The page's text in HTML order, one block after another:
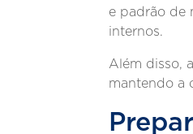
e padrão de
internos.
Além disso,
mantendo a